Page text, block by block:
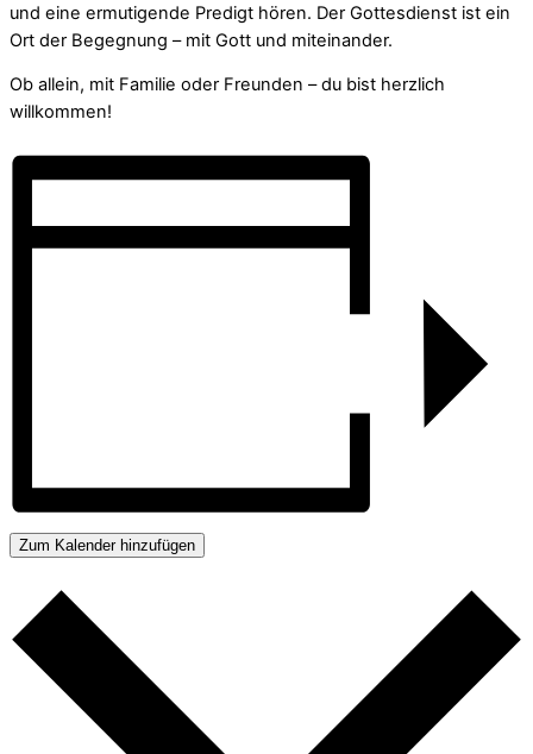
und eine ermutigende Predigt hören. Der Gottesdienst ist ein
Ort der Begegnung – mit Gott und miteinander.
Ob allein, mit Familie oder Freunden – du bist herzlich
willkommen!
Zum Kalender hinzufügen